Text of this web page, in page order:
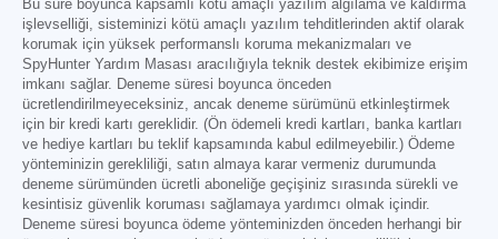
Bu süre boyunca kapsamlı kötü amaçlı yazılım algılama ve kaldırma
işlevselliği, sisteminizi kötü amaçlı yazılım tehditlerinden aktif olarak
korumak için yüksek performanslı koruma mekanizmaları ve
SpyHunter Yardım Masası aracılığıyla teknik destek ekibimize erişim
imkanı sağlar. Deneme süresi boyunca önceden
ücretlendirilmeyeceksiniz, ancak deneme sürümünü etkinleştirmek
için bir kredi kartı gereklidir. (Ön ödemeli kredi kartları, banka kartları
ve hediye kartları bu teklif kapsamında kabul edilmeyebilir.) Ödeme
yönteminizin gerekliliği, satın almaya karar vermeniz durumunda
deneme sürümünden ücretli aboneliğe geçişiniz sırasında sürekli ve
kesintisiz güvenlik koruması sağlamaya yardımcı olmak içindir.
Deneme süresi boyunca ödeme yönteminizden önceden herhangi bir